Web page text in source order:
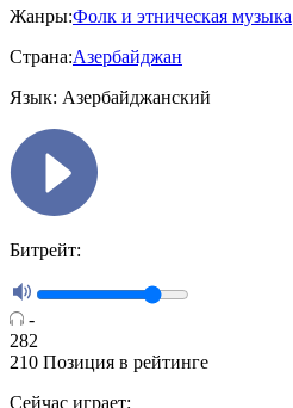
Жанры:Фолк и этническая музыка
Страна:Азербайджан
Язык: Азербайджанский
Битрейт:
-
282
210 Позиция в рейтинге
Сейчас играет: